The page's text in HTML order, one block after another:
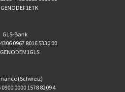
GENODEF1ETK
GLS-Bank
0967 8016 5330 00
(Schweiz)
0900 0000 1578 8209 4